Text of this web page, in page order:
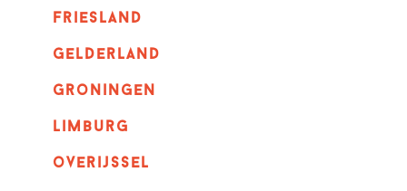
Friesland
Gelderland
Groningen
Limburg
overijssel